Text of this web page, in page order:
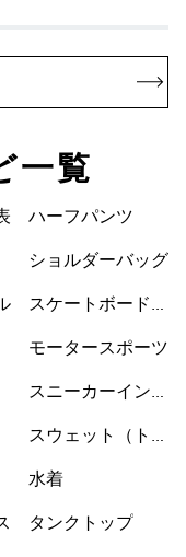
一覧
ハーフパンツ
ショルダーバッグ
スケートボードシ
モータースポーツ
スニーカーインソ
スウェット（トレ
水着
タンクトップ